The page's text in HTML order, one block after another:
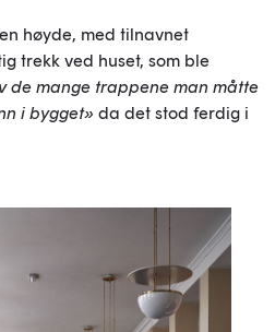
høyde, med tilnavnet
trekk ved huset, som ble
de mange trappene man måtte
i bygget» da det stod ferdig i